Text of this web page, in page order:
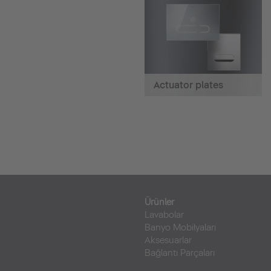
Actuator plates
Ürünler
Lavabolar
Banyo Mobilyaları
Aksesuarlar
Bağlantı Parçaları